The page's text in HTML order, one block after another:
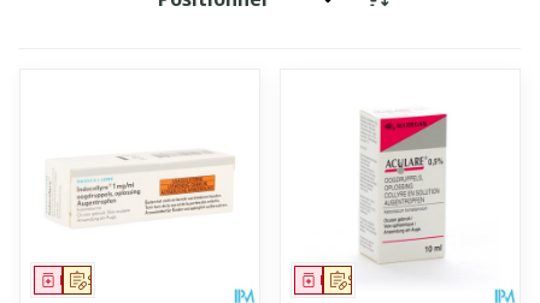
Trier par:
Sur prescription
Médicament Sur prescription
Médicament